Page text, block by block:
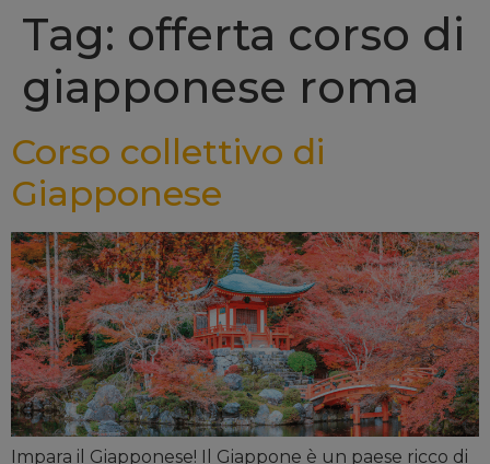
Tag: offerta corso di
giapponese roma
Corso collettivo di
Giapponese
Impara il Giapponese! Il Giappone è un paese ricco di